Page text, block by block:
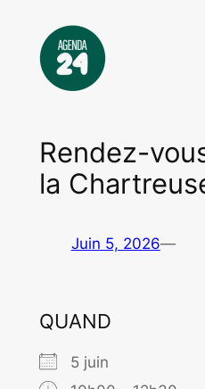
contenu
Rendez-
la
Juin 5, 2026—
QUAND
5 juin